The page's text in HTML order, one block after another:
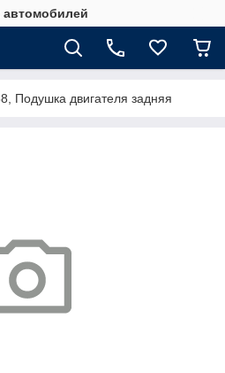
автомобилей
Подушка двигателя задняя